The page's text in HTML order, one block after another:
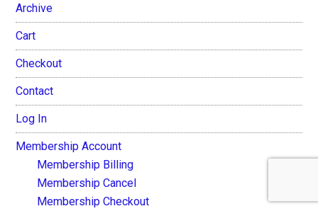
Archive
Cart
Checkout
Contact
Log In
Membership Account
Membership Billing
Membership Cancel
Membership Checkout